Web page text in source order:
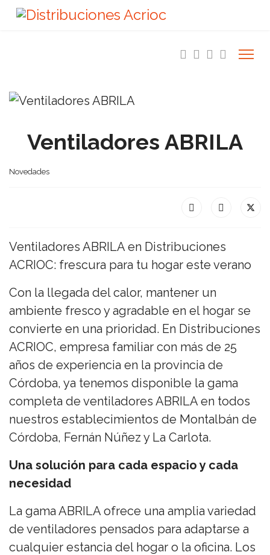
Ventiladores ABRILA
Novedades
Ventiladores ABRILA en Distribuciones
ACRIOC: frescura para tu hogar este verano
Con la llegada del calor, mantener un
ambiente fresco y agradable en el hogar se
convierte en una prioridad. En Distribuciones
ACRIOC, empresa familiar con más de 25
años de experiencia en la provincia de
Córdoba, ya tenemos disponible la gama
completa de ventiladores ABRILA en todos
nuestros establecimientos de Montalbán de
Córdoba, Fernán Núñez y La Carlota.
Una solución para cada espacio y cada
necesidad
La gama ABRILA ofrece una amplia variedad
de ventiladores pensados para adaptarse a
cualquier estancia del hogar o la oficina. Los